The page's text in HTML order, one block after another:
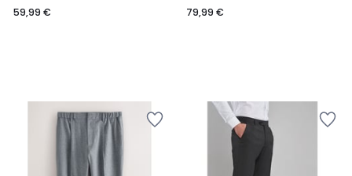
59,99 €
79,99 €